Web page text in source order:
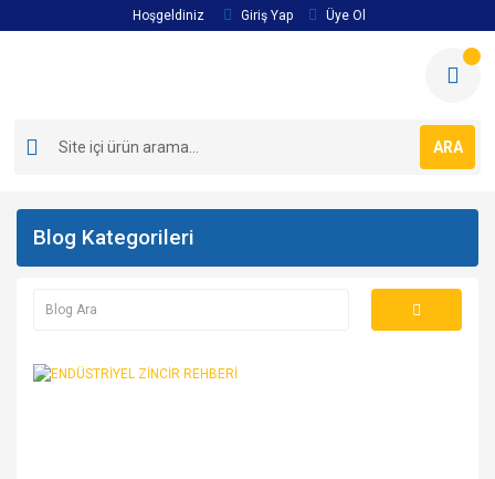
Hoşgeldiniz Giriş Yap Üye Ol
ARA
Blog Kategorileri